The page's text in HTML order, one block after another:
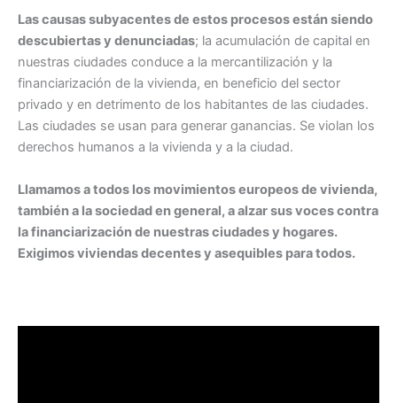
Las causas subyacentes de estos procesos están siendo
descubiertas y denunciadas; la acumulación de capital en
nuestras ciudades conduce a la mercantilización y la
financiarización de la vivienda, en beneficio del sector
privado y en detrimento de los habitantes de las ciudades.
Las ciudades se usan para generar ganancias. Se violan los
derechos humanos a la vivienda y a la ciudad.
Llamamos a todos los movimientos europeos de vivienda,
también a la sociedad en general, a alzar sus voces contra
la financiarización de nuestras ciudades y hogares.
Exigimos viviendas decentes y asequibles para todos.